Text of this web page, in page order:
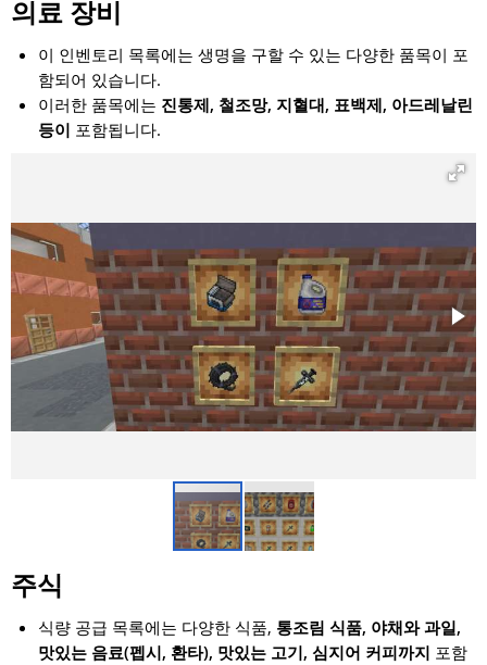
의료 장비
이 인벤토리 목록에는 생명을 구할 수 있는 다양한 품목이 포
함되어 있습니다.
이러한 품목에는 진통제, 철조망, 지혈대, 표백제, 아드레날린
등이 포함됩니다.
주식
식량 공급 목록에는 다양한 식품, 통조림 식품, 야채와 과일,
맛있는 음료(펩시, 환타), 맛있는 고기, 심지어 커피까지 포함